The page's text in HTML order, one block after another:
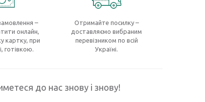
–
онлайн,
картку, при
готівкою.
Отримайте посилку –
доставляємо вибраним
перевізником по всій
Україні.
до нас знову і знову!